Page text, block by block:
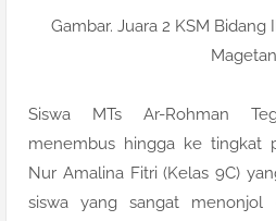
Gambar. Juara 2 KSM Bidang
Magetan
Siswa MTs Ar-Rohman
menembus hingga ke tingkat
Nur Amalina Fitri (Kelas 9C)
siswa yang sangat menonjol